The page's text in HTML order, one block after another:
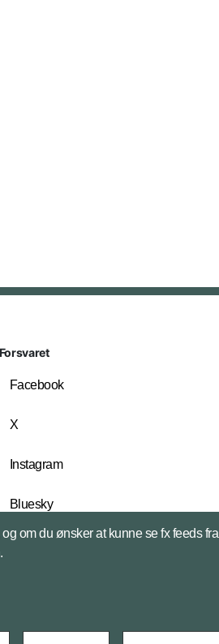
Facebook
X
Instagram
Bluesky
LinkedIn
om du ønsker at kunne se fx feeds fra